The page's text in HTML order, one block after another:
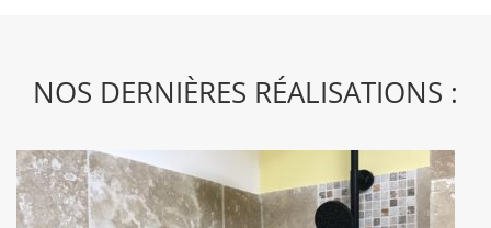
NOS DERNIÈRES RÉALISATIONS :